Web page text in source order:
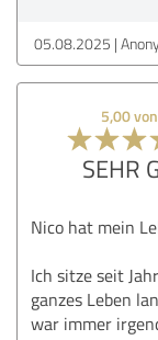
05.08.2025
5,00
SEHR
Nico hat mein
Ich sitze seit
ganzes Leben
war immer